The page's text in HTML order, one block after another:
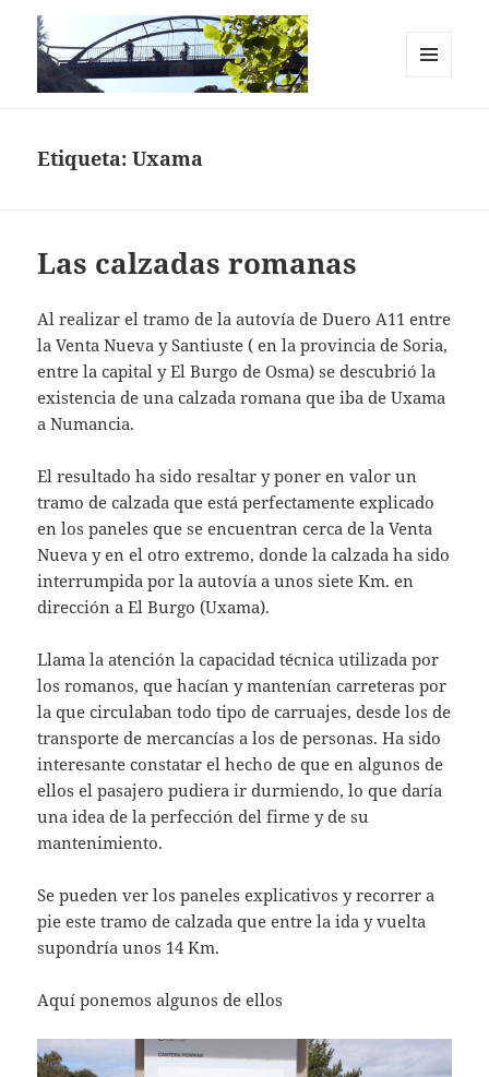
Lobos. La Chimenea de Soria I y II
Etiqueta:Uxama
Las calzadas romanas
Al realizar el tramo de la autovía de Duero A11 entre
la Venta Nueva y Santiuste ( en la provincia de Soria,
entre la capital y El Burgo de Osma) se descubrió la
existencia de una calzada romana que iba de Uxama
a Numancia.
El resultado ha sido resaltar y poner en valor un
tramo de calzada que está perfectamente explicado
en los paneles que se encuentran cerca de la Venta
Nueva y en el otro extremo, donde la calzada ha sido
interrumpida por la autovía a unos siete Km. en
dirección a El Burgo (Uxama).
Llama la atención la capacidad técnica utilizada por
los romanos, que hacían y mantenían carreteras por
la que circulaban todo tipo de carruajes, desde los de
transporte de mercancías a los de personas. Ha sido
interesante constatar el hecho de que en algunos de
ellos el pasajero pudiera ir durmiendo, lo que daría
una idea de la perfección del firme y de su
mantenimiento.
Se pueden ver los paneles explicativos y recorrer a
pie este tramo de calzada que entre la ida y vuelta
supondría unos 14 Km.
Aquí ponemos algunos de ellos